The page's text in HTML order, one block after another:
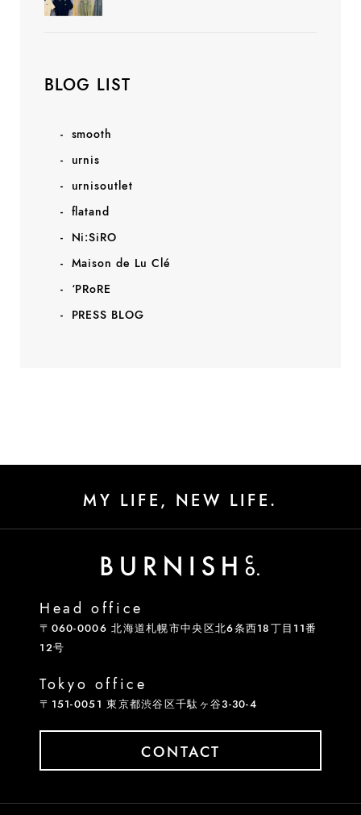
BLOG LIST
smooth
urnis
urnisoutlet
flatand
Ni:SiRO
Maison de Lu Clé
‘PRoRE
PRESS BLOG
MY LIFE, NEW LIFE.
Head office
〒060-0006 北海道札幌市中央区北6条西18丁目11番
12号
Tokyo office
〒151-0051 東京都渋谷区千駄ヶ谷3-30-4
CONTACT